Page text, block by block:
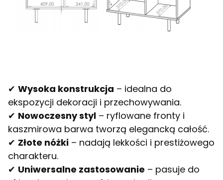
✔ Wysoka konstrukcja – idealna do
ekspozycji dekoracji i przechowywania.
✔ Nowoczesny styl – ryflowane fronty i
kaszmirowa barwa tworzą elegancką całość.
✔ Złote nóżki – nadają lekkości i prestiżowego
charakteru.
✔ Uniwersalne zastosowanie – pasuje do